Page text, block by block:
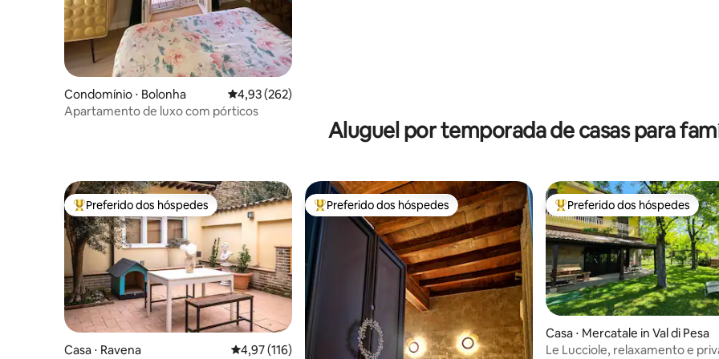
Condomínio ⋅ Bolonha 4,93 de uma avaliação média de 5, 262 avaliações
4,93 (262)
Apartamento de luxo com pórticos
Aluguel por temporada de casas para
Entre os melhores preferidos dos hóspedes
Preferido dos hóspedes
Casa ⋅ Ravena 4,97 de uma avaliação média de 5, 116 avaliações
4,97 (116)
Entre os melhores preferidos dos hóspedes
Preferido dos hóspedes Entre os melhores preferidos
Preferido dos hóspedes
Casa ⋅ Mercatale in Val di Pesa
Le Lucciole, relaxamento e